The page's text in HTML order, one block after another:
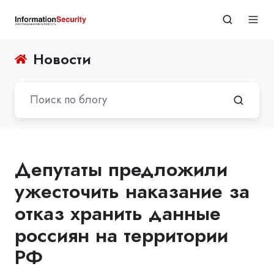
Новости
Депутаты предложили
ужесточить наказание за
отказ хранить данные
россиян на территории
РФ